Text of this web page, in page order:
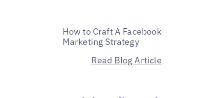
How to Craft A Facebook
Marketing Strategy
Read Blog Article